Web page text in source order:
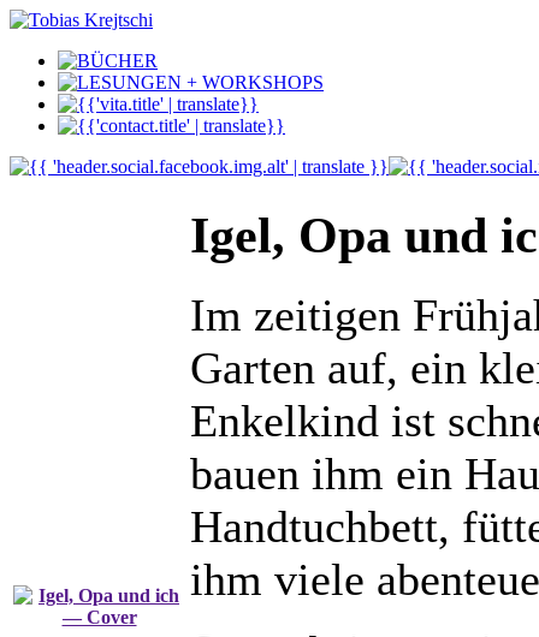
Igel, Opa und
Im zeitigen
Garten auf, ein
Enkelkind ist
bauen ihm ein
Handtuchbett,
ihm viele